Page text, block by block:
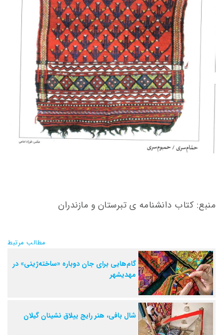
منبع: کتاب دانشنامه ی تبرستان و مازندران
مطالب مرتبط
گام‌هایی برای جان دوباره «ساخته‌ژینی» در
مهدیشهر
شال بافی، هنر رایج ییلاق نشینان گیلان